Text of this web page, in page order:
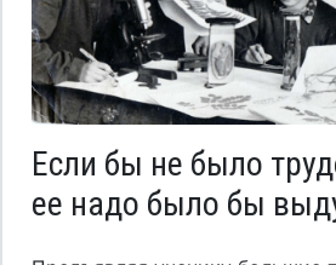
Если бы не было
ее надо было бы